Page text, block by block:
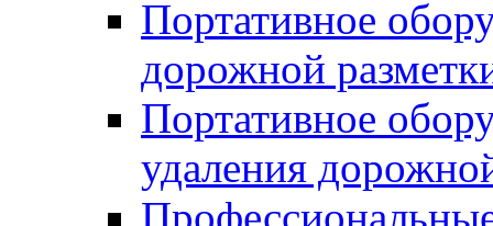
Портативное
дорожной
Портативное
удаления